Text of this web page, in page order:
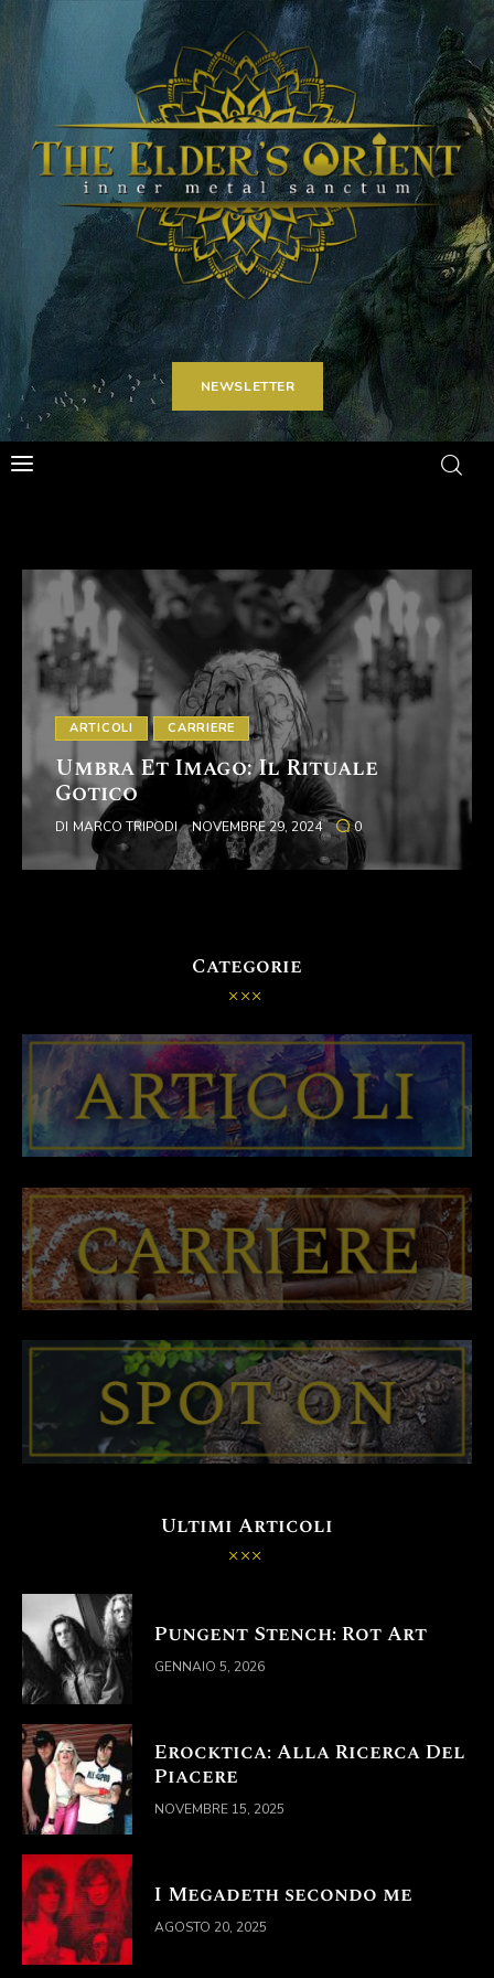
NEWSLETTER
Home
Articoli
Carriere
Spot on
Contatti
ARTICOLI CARRIERE
Umbra Et Imago: Il Rituale
Gotico
DI MARCO TRIPODI NOVEMBRE 29, 2024 0
Categorie
Ultimi Articoli
Pungent Stench: Rot Art
GENNAIO 5, 2026
Erocktica: Alla Ricerca Del
Piacere
NOVEMBRE 15, 2025
I Megadeth secondo me
AGOSTO 20, 2025